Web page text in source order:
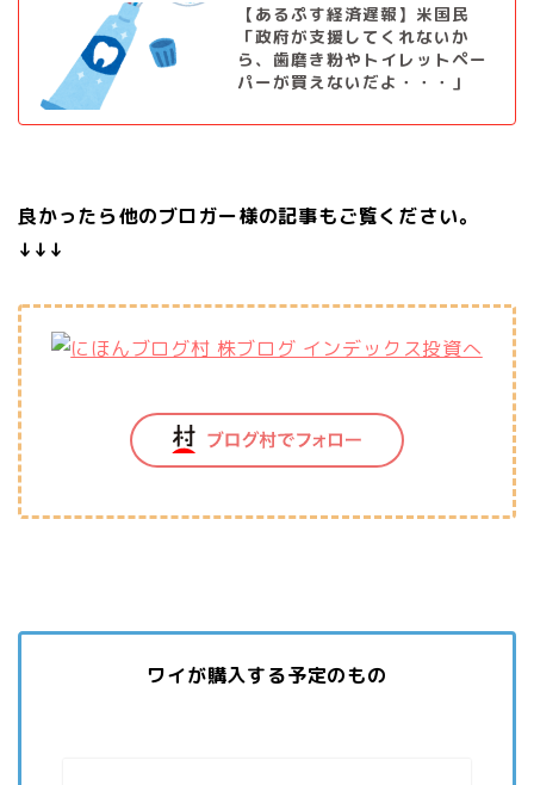
【あるぷす経済遅報】米国民
「政府が支援してくれないか
ら、歯磨き粉やトイレットペー
パーが買えないだよ・・・」
良かったら他のブロガー様の記事もご覧ください。
↓↓↓
ワイが購入する予定のもの